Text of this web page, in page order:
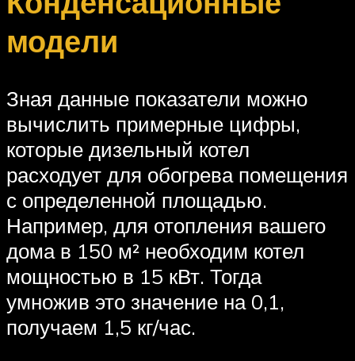
модели
Зная данные показатели можно
вычислить примерные цифры,
которые дизельный котел
расходует для обогрева помещения
с определенной площадью.
Например, для отопления вашего
дома в 150 м² необходим котел
мощностью в 15 кВт. Тогда
умножив это значение на 0,1,
получаем 1,5 кг/час.